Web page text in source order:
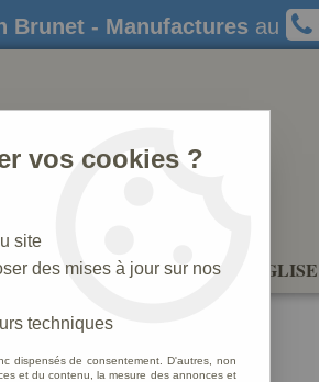
Brunet - Manufactures au
AMÉNAGEMENTS D'ÉGLISE
de 80 cm : Mouton broutant
vos cookies ?
site
des mises à jour sur nos
techniques
dispensés de consentement. D'autres, non
et du contenu, la mesure des annonces et